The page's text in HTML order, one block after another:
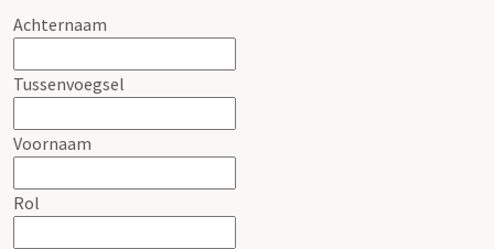
Achternaam
Tussenvoegsel
Voornaam
Rol